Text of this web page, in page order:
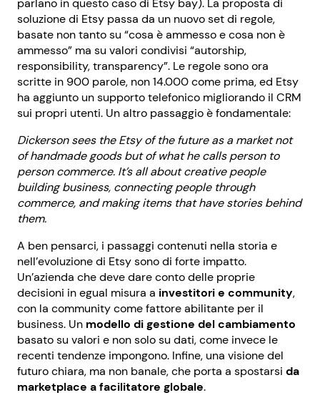
parlano in questo caso di Etsy bay). La proposta di
soluzione di Etsy passa da un nuovo set di regole,
basate non tanto su “cosa è ammesso e cosa non è
ammesso” ma su valori condivisi “autorship,
responsibility, transparency”. Le regole sono ora
scritte in 900 parole, non 14.000 come prima, ed Etsy
ha aggiunto un supporto telefonico migliorando il CRM
sui propri utenti. Un altro passaggio è fondamentale:
Dickerson sees the Etsy of the future as a market not
of handmade goods but of what he calls person to
person commerce. It’s all about creative people
building business, connecting people through
commerce, and making items that have stories behind
them.
A ben pensarci, i passaggi contenuti nella storia e
nell’evoluzione di Etsy sono di forte impatto.
Un’azienda che deve dare conto delle proprie
decisioni in egual misura a investitori e community,
con la community come fattore abilitante per il
business. Un modello di gestione del cambiamento
basato su valori e non solo su dati, come invece le
recenti tendenze impongono. Infine, una visione del
futuro chiara, ma non banale, che porta a spostarsi da
marketplace a facilitatore globale.